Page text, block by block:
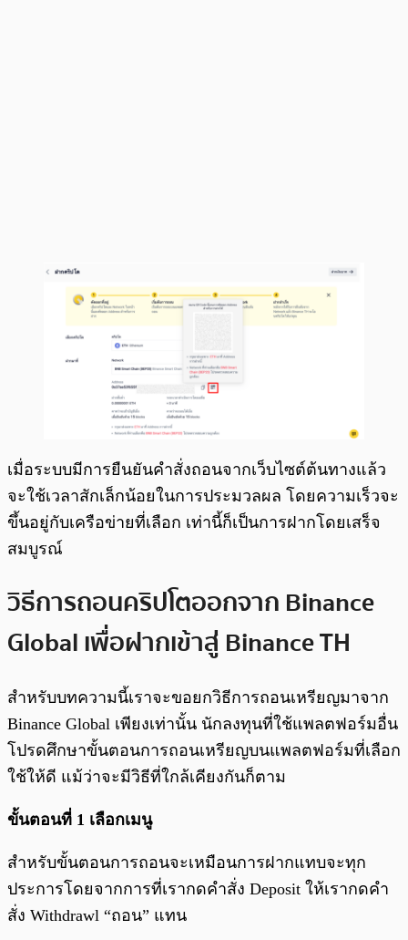
เมื่อระบบมีการยืนยันคำสั่งถอนจากเว็บไซต์ต้นทางแล้ว
จะใช้เวลาสักเล็กน้อยในการประมวลผล โดยความเร็วจะ
ขึ้นอยู่กับเครือข่ายที่เลือก เท่านี้ก็เป็นการฝากโดยเสร็จ
สมบูรณ์
วิธีการถอนคริปโตออกจาก Binance
Global เพื่อฝากเข้าสู่ Binance TH
สำหรับบทความนี้เราจะขอยกวิธีการถอนเหรียญมาจาก
Binance Global เพียงเท่านั้น นักลงทุนที่ใช้แพลตฟอร์มอื่น
โปรดศึกษาขั้นตอนการถอนเหรียญบนแพลตฟอร์มที่เลือก
ใช้ให้ดี แม้ว่าจะมีวิธีที่ใกล้เคียงกันก็ตาม
ขั้นตอนที่ 1 เลือกเมนู
สำหรับขั้นตอนการถอนจะเหมือนการฝากแทบจะทุก
ประการโดยจากการที่เรากดคำสั่ง Deposit ให้เรากดคำ
สั่ง Withdrawl “ถอน” แทน